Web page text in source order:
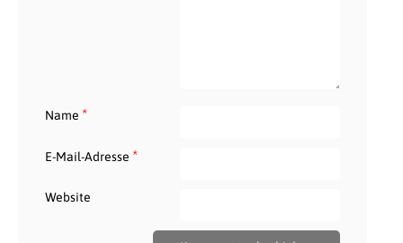
Name *
E-Mail-Adresse *
Website